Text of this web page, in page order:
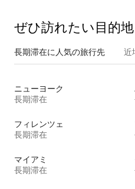
ぜひ訪⁠れ⁠た⁠い目⁠的⁠地
長期滞在に人気の旅行先 近
ニューヨーク
長期滞在
フィレンツェ
長期滞在
マイアミ
長期滞在